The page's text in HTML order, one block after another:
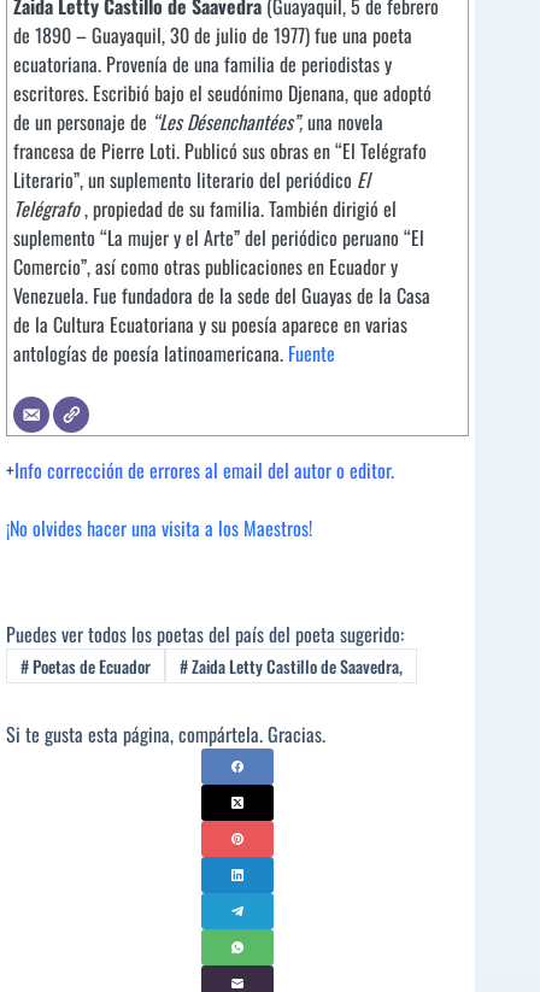
Zaida Letty Castillo de Saavedra (Guayaquil, 5 de febrero
de 1890 – Guayaquil, 30 de julio de 1977) fue una poeta
ecuatoriana. Provenía de una familia de periodistas y
escritores. Escribió bajo el seudónimo Djenana, que adoptó
de un personaje de “Les Désenchantées”,una novela
francesa de Pierre Loti. Publicó sus obras en “El Telégrafo
Literario”, un suplemento literario del periódico El
Telégrafo, propiedad de su familia. También dirigió el
suplemento “La mujer y el Arte” del periódico peruano “El
Comercio”, así como otras publicaciones en Ecuador y
Venezuela. Fue fundadora de la sede del Guayas de la Casa
de la Cultura Ecuatoriana y su poesía aparece en varias
antologías de poesía latinoamericana. Fuente
+Info corrección de errores al email del autor o editor.
¡No olvides hacer una visita a los Maestros!
Puedes ver todos los poetas del país del poeta sugerido:
#Poetas de Ecuador #Zaida Letty Castillo de Saavedra,
Si te gusta esta página, compártela. Gracias.